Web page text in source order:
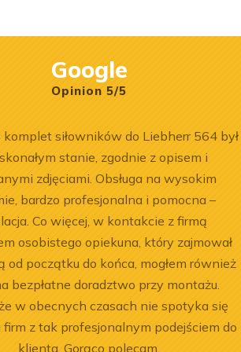
Google
Opinion 5/5
siłowników do Liebherr 564 był
stanie, zgodnie z opisem i
zdjęciami. Obsługa na wysokim
bardzo profesjonalna i pomocna –
Co więcej, w kontakcie z firmą
osobistego opiekuna, który zajmował
od początku do końca, mogłem również
bezpłatne doradztwo przy montażu.
w obecnych czasach nie spotyka się
z tak profesjonalnym podejściem do
klienta. Gorąco polecam.
2026-07-03
Engine Overhaul of
Liebherr D9508 A7 in LTM
1300-6.2 Crane